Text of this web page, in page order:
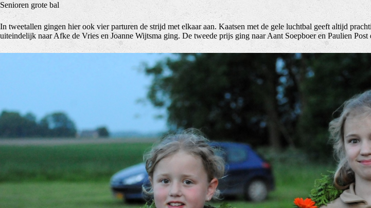
Senioren grote bal
In tweetallen gingen hier ook vier parturen de strijd met elkaar aan. Kaatsen met de gele luchtbal geeft altijd
uiteindelijk naar Afke de Vries en Joanne Wijtsma ging. De tweede prijs ging naar Aant Soepboer en Paulien